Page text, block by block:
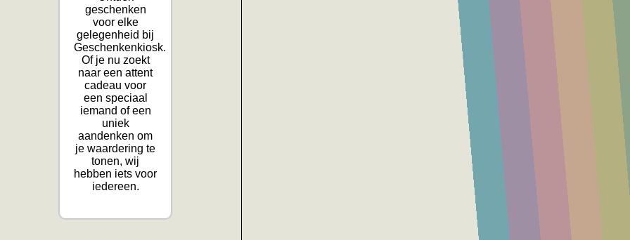
geschenken
voor elke
gelegenheid bij
Geschenkenkiosk.
Of je nu zoekt
naar een attent
cadeau voor
een speciaal
iemand of een
uniek
aandenken om
je waardering te
tonen, wij
hebben iets voor
iedereen.